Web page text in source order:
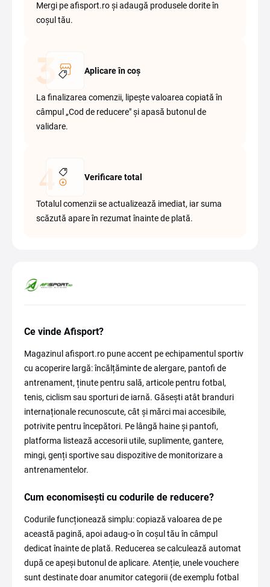
Mergi pe afisport.ro și adaugă produsele dorite în
coșul tău.
Aplicare în coș
La finalizarea comenzii, lipește valoarea copiată în
câmpul „Cod de reducere" și apasă butonul de
validare.
Verificare total
Totalul comenzii se actualizează imediat, iar suma
scăzută apare în rezumat înainte de plată.
Ce vinde Afisport?
Magazinul afisport.ro pune accent pe echipamentul sportiv
cu acoperire largă: încălțăminte de alergare, pantofi de
antrenament, ținute pentru sală, articole pentru fotbal,
tenis, ciclism sau sporturi de iarnă. Găsești atât branduri
internaționale recunoscute, cât și mărci mai accesibile,
potrivite pentru începători. Pe lângă haine și pantofi,
platforma listează accesorii utile, suplimente, gantere,
mingi, genți sportive sau dispozitive de monitorizare a
antrenamentelor.
Cum economisești cu codurile de reducere?
Codurile funcționează simplu: copiază valoarea de pe
această pagină, apoi adaug-o în coșul tău în câmpul
dedicat înainte de plată. Reducerea se calculează automat
după ce apeși butonul de aplicare. Atenție, unele vouchere
sunt destinate doar anumitor categorii (de exemplu fotbal